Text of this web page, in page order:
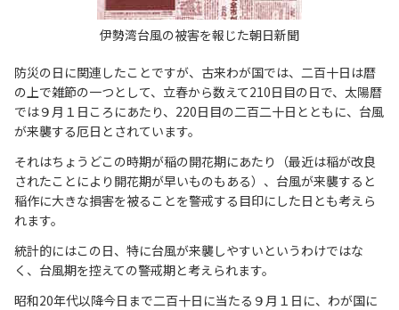
伊勢湾台風の被害を報じた朝日新聞
防災の日に関連したことですが、古来わが国では、二百十日は暦
の上で雑節の一つとして、立春から数えて210日目の日で、太陽暦
では９月１日ころにあたり、220日目の二百二十日とともに、台風
が来襲する厄日とされています。
それはちょうどこの時期が稲の開花期にあたり（最近は稲が改良
されたことにより開花期が早いものもある）、台風が来襲すると
稲作に大きな損害を被ることを警戒する目印にした日とも考えら
れます。
統計的にはこの日、特に台風が来襲しやすいというわけではな
く、台風期を控えての警戒期と考えられます。
昭和20年代以降今日まで二百十日に当たる９月１日に、わが国に